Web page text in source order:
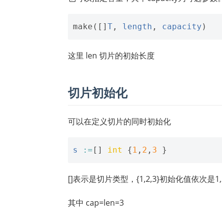
make ([] T , length , capacity )
这里 len 切片的初始长度
切片初始化
可以在定义切片的同时初始化
s := [] int { 1 , 2 , 3 }
[]表示是切片类型，{1,2,3}初始化值依次是
其中 cap=len=3